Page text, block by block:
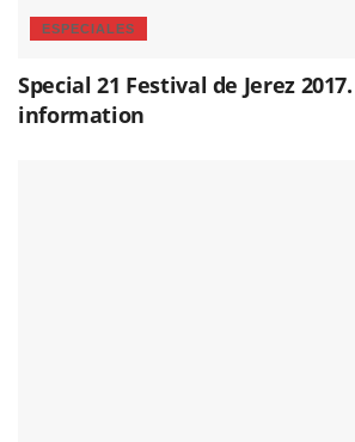
ESPECIALES
Special 21 Festival de Jerez
information